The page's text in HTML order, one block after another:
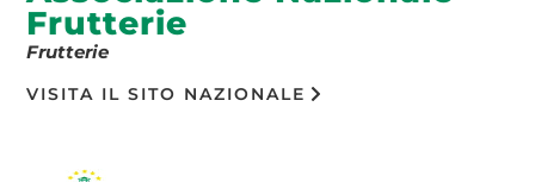
Frutterie
Frutterie
VISITA IL SITO NAZIONALE